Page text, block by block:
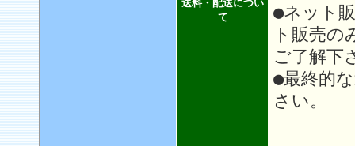
送料・配送につい
て
●ネット
ト販売
ご了解下
●最終的
さい。